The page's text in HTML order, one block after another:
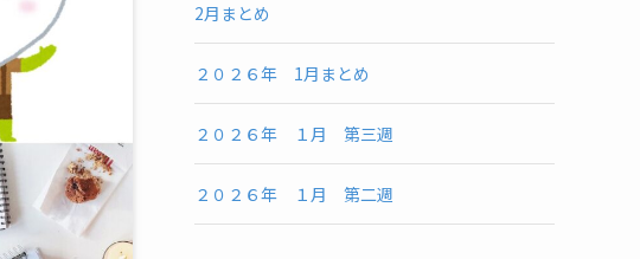
2月まとめ
２０２６年 1月まとめ
２０２６年 １月 第三週
２０２６年 １月 第二週